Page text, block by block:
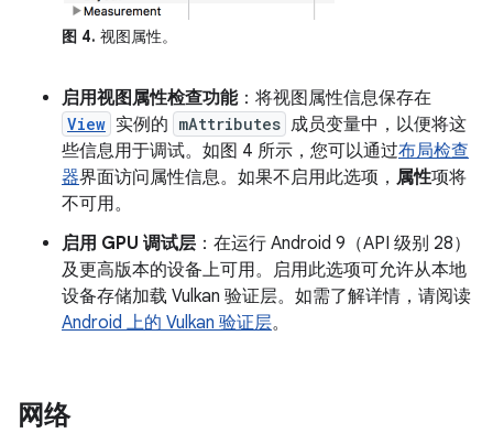
图 4. 视图属性。
启用视图属性检查功能：将视图属性信息保存在
View 实例的 mAttributes 成员变量中，以便将这
些信息用于调试。如图 4 所示，您可以通过布局检查
器界面访问属性信息。如果不启用此选项， 属性项将
不可用。
启用 GPU 调试层 ：在运行 Android 9（API 级别 28）
及更高版本的设备上可用。启用此选项可允许从本地
设备存储加载 Vulkan 验证层。如需了解详情，请阅读
Android 上的 Vulkan 验证层。
网络